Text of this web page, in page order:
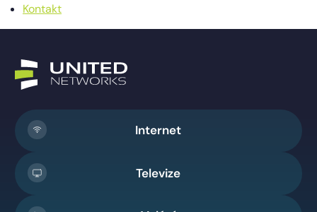
Kontakt
Internet
Televize